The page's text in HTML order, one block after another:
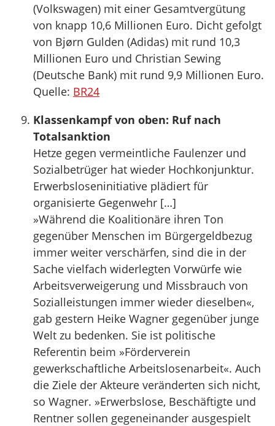
(Volkswagen) mit einer Gesamtvergütung
von knapp 10,6 Millionen Euro. Dicht gefolgt
von Bjørn Gulden (Adidas) mit rund 10,3
Millionen Euro und Christian Sewing
(Deutsche Bank) mit rund 9,9 Millionen Euro.
Quelle: BR24
Klassenkampf von oben: Ruf nach
Totalsanktion
Hetze gegen vermeintliche Faulenzer und
Sozialbetrüger hat wieder Hochkonjunktur.
Erwerbsloseninitiative plädiert für
organisierte Gegenwehr […]
»Während die Koalitionäre ihren Ton
gegenüber Menschen im Bürgergeldbezug
immer weiter verschärfen, sind die in der
Sache vielfach widerlegten Vorwürfe wie
Arbeitsverweigerung und Missbrauch von
Sozialleistungen immer wieder dieselben«,
gab gestern Heike Wagner gegenüber junge
Welt zu bedenken. Sie ist politische
Referentin beim »Förderverein
gewerkschaftliche Arbeitslosenarbeit«. Auch
die Ziele der Akteure veränderten sich nicht,
so Wagner. »Erwerbslose, Beschäftigte und
Rentner sollen gegeneinander ausgespielt